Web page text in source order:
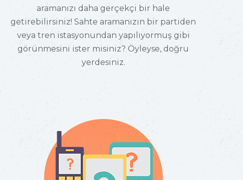
aramanızı daha gerçekçi bir hale
getirebilirsiniz! Sahte aramanızın bir partiden
veya tren istasyonundan yapılıyormuş gibi
görünmesini ister misiniz? Öyleyse, doğru
yerdesiniz.